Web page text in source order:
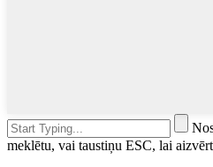
meklētu, vai taustiņu ESC, lai